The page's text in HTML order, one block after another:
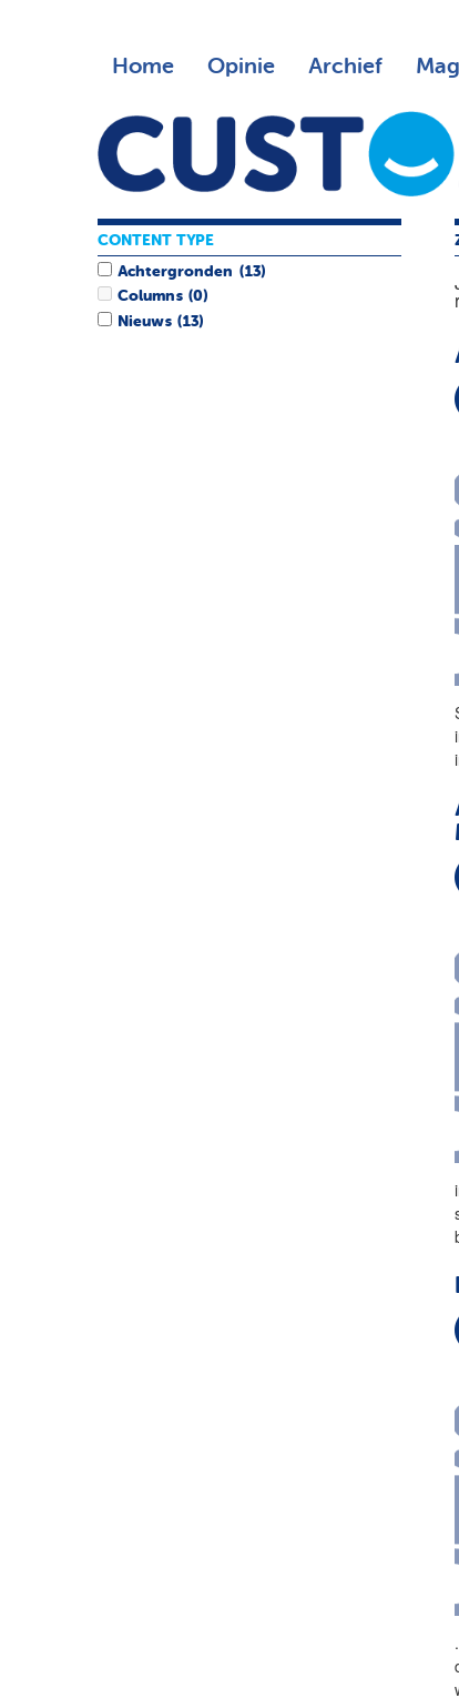
Home Opinie Archief
CONTENT TYPE
Achtergronden (13)
Columns (0)
Nieuws (13)